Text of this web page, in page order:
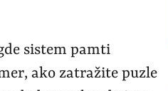
sistem pamti
ako zatražite puzle